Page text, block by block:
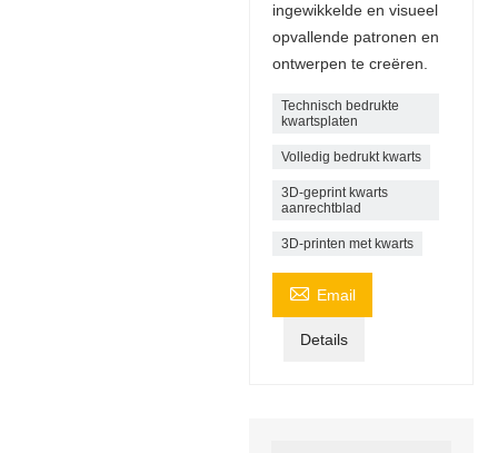
ingewikkelde en visueel
opvallende patronen en
ontwerpen te creëren.
Technisch bedrukte
kwartsplaten
Volledig bedrukt kwarts
3D-geprint kwarts
aanrechtblad
3D-printen met kwarts
 Email
Details